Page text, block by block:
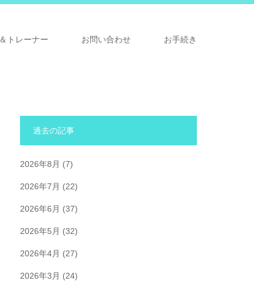
トレーナー お問い合わせ お手続き
過去の記事
2026年8月 (7)
2026年7月 (22)
2026年6月 (37)
2026年5月 (32)
2026年4月 (27)
2026年3月 (24)